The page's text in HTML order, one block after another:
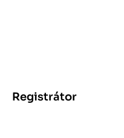
Registrátor